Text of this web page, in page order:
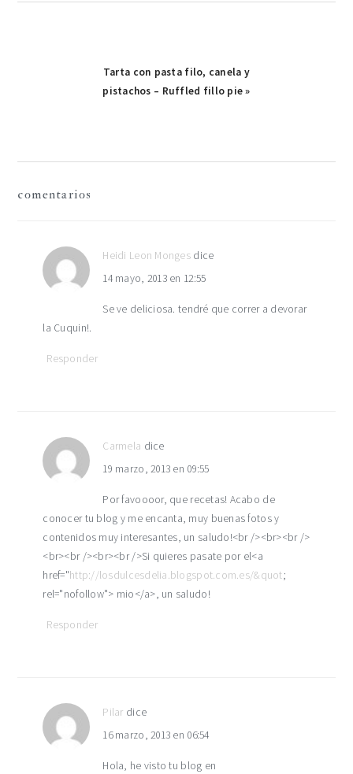
Publicación
siguiente:
Tarta con pasta filo, canela y
pistachos – Ruffled fillo pie »
interacciones
los
lectores
comentarios
Heidi Leon Monges dice
14 mayo, 2013 en 12:55
Se ve deliciosa. tendré que correr a devorar
la Cuquin!.
Responder
Carmela dice
19 marzo, 2013 en 09:55
Por favoooor, que recetas! Acabo de
conocer tu blog y me encanta, muy buenas fotos y
contenidos muy interesantes, un saludo!<br /><br><br />
<br><br /><br><br />Si quieres pasate por el<a
href="http://losdulcesdelia.blogspot.com.es/&quot;
rel="nofollow"> mio</a>, un saludo!
Responder
Pilar dice
16 marzo, 2013 en 06:54
Hola, he visto tu blog en